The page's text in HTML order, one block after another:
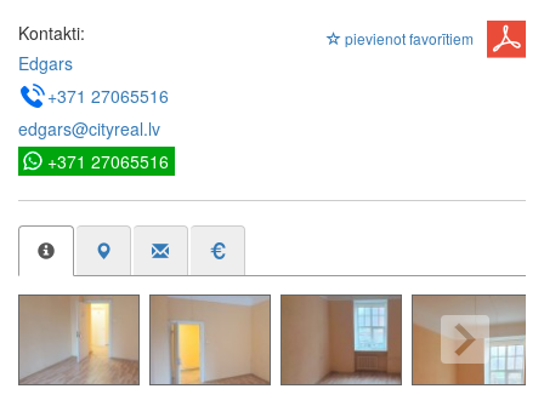
pievienot favorītiem
Kontakti:
Edgars
+371 27065516
edgars@cityreal.lv
+371 27065516